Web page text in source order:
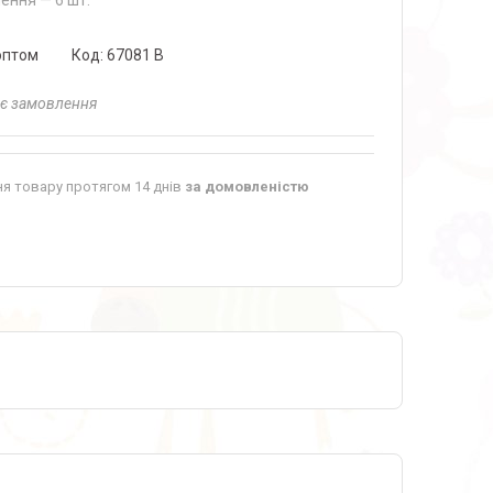
Код: 67081 В
замовлення
товару протягом 14 днів за домовленістю